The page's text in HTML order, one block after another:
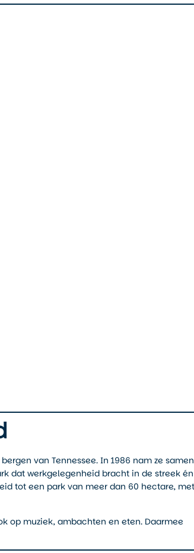
van Tennessee. In 1986 nam ze samen
dat werkgelegenheid bracht in de streek én
tot een park van meer dan 60 hectare, met
op muziek, ambachten en eten. Daarmee